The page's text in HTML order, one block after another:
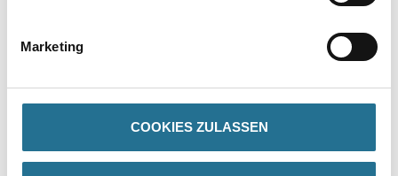
Marketing
COOKIES ZULASSEN
- Ihre individuellen Wandabmessungen